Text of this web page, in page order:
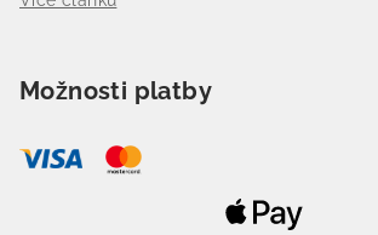
Možnosti platby